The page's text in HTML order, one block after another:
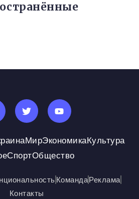
МирЭкономикаКультура
СпортОбщество
КомандаРеклама
Контакты